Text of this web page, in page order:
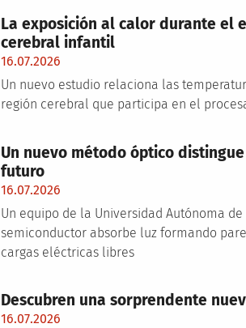
La exposición al calor durante el
cerebral infantil
16.07.2026
Un nuevo estudio relaciona las
región cerebral que participa en el
Un nuevo método óptico
futuro
16.07.2026
Un equipo de la Universidad Autónoma
semiconductor absorbe luz formando
cargas eléctricas libres
Descubren una sorprendente
16.07.2026